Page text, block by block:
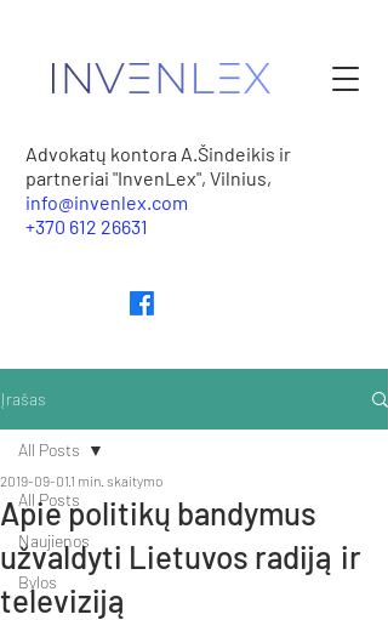
Advokatų kontora A.Šindeikis ir
partneriai "InvenLex", Vilnius,
info@invenlex.com
+370 612 26631
Įrašas
All Posts
Naujienos
Bylos
All Posts
Apie politikų bandymus
užvaldyti Lietuvos radiją ir
televiziją
2019-09-01 1 min. skaitymo